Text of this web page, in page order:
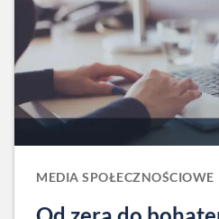
MEDIA SPOŁECZNOŚCIOWE